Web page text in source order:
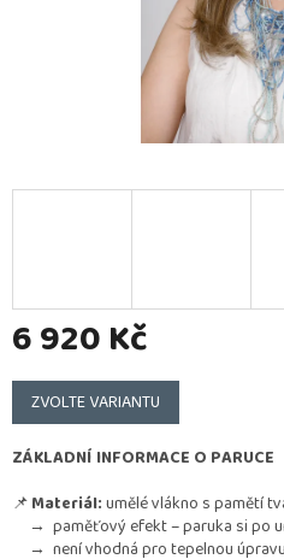
6 920 Kč
Měrná
cena:
ZVOLTE VARIANTU
ZÁKLADNÍ INFORMACE O PARUCE
📌Materiál:umělé vlákno s pamětí
→ paměťový efekt – paruka si po
→ není vhodná pro tepelnou